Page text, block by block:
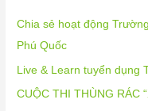
Chia sẻ hoạt động
Phú Quốc
Live & Learn tuyển dụng
CUỘC THI THÙNG RÁC